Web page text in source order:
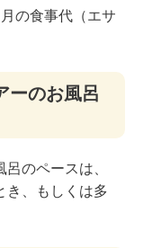
の食事代（エサ
ーのお風呂
のペースは、
き、もしくは多